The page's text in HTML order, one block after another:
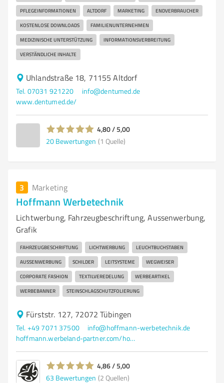
PFLEGEINFORMATIONEN ALTDORF MARKETING ENDVERBRAUCHER
KOSTENLOSE DOWNLOADS FAMILIENUNTERNEHMEN
MEDIZINISCHE UNTERSTÜTZUNG INFORMATIONSVERBREITUNG
VERSTÄNDLICHE INHALTE
Uhlandstraße 18, 71155 Altdorf
Tel. 07031 921220
info@dentumed.de
www.dentumed.de/
4,80 / 5,00
20 Bewertungen (1 Quelle)
3 Marketing
Hoffmann Werbetechnik
Lichtwerbung, Fahrzeugbeschriftung, Aussenwerbung,
Grafik
FAHRZEUGBESCHRIFTUNG LICHTWERBUNG LEUCHTBUCHSTABEN
AUSSENWERBUNG SCHILDER LEITSYSTEME WEGWEISER
CORPORATE FASHION TEXTILVEREDELUNG WERBEARTIKEL
WERBEBANNER STEINSCHLAGSCHUTZFOLIERUNG
Fürststr. 127, 72072 Tübingen
Tel. +49 7071 37500
info@hoffmann-werbetechnik.de
hoffmann.werbeland-partner.com/home
4,86 / 5,00
63 Bewertungen (2 Quellen)